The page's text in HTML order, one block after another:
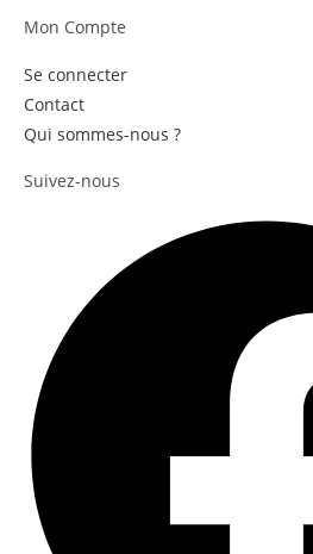
Mon Compte
Se connecter
Contact
Qui sommes-nous ?
Suivez-nous